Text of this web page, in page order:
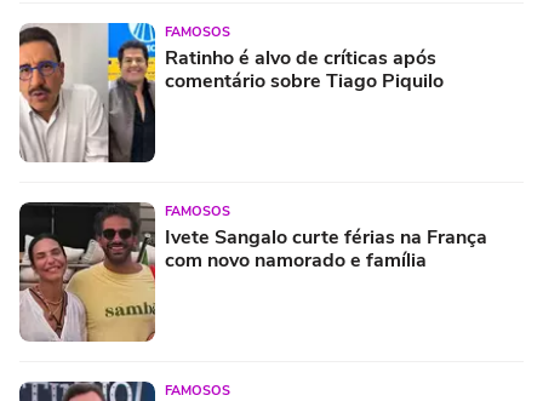
FAMOSOS
Ratinho é alvo de críticas após
comentário sobre Tiago Piquilo
FAMOSOS
Ivete Sangalo curte férias na França
com novo namorado e família
FAMOSOS